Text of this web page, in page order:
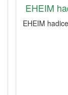
EHEIM
EHEIM